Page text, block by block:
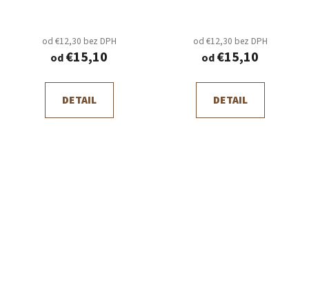
od €12,30 bez DPH
od€15,10
DETAIL
od €12,30 bez DPH
od€15,10
DETAIL